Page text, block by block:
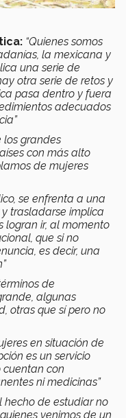
“Quienes somos
la mexicana y
una serie de
otra serie de retos y
pasa dentro y fuera
adecuados
los grandes
con más alto
de mujeres
se enfrenta a una
trasladarse implica
logran ir, al momento
que si no
es decir, una
de
algunas
otras que sí pero no
en situación de
es un servicio
cuentan con
ni medicinas”
hecho de estudiar no
venimos de un